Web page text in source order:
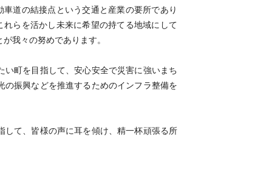
車道の結接点という交通と産業の要所であり
れらを活かし未来に希望の持てる地域にして
が我々の努めであります。
町を目指して、安心安全で災害に強いまち
振興などを推進するためのインフラ整備を
して、皆様の声に耳を傾け、精一杯頑張る所